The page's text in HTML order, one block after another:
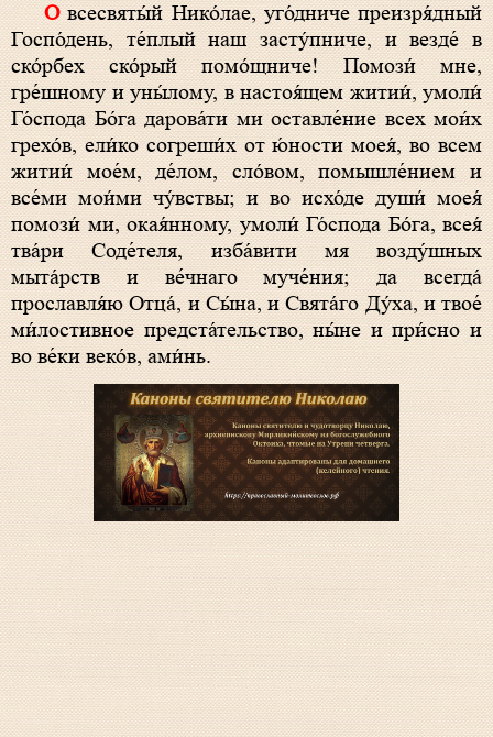
О всесвяты́й Нико́лае, уго́дниче преизря́дный
Госпо́день, те́плый наш засту́пниче, и везде́ в
ско́рбех ско́рый помо́щниче! Помози́ мне,
гре́шному и уны́лому, в настоя́щем житии́, умоли́
Го́спода Бо́га дарова́ти ми оставле́ние всех мои́х
грехо́в, ели́ко согреши́х от ю́ности моея́, во всем
житии́ мое́м, де́лом, сло́вом, помышле́нием и
все́ми мои́ми чу́вствы; и во исхо́де души́ моея́
помози́ ми, окая́нному, умоли́ Го́спода Бо́га, всея́
тва́ри Соде́теля, изба́вити мя возду́шных
мыта́рств и ве́чнаго муче́ния; да всегда́
прославля́ю Отца́, и Сы́на, и Свята́го Ду́ха, и твое́
ми́лостивное предста́тельство, ны́не и при́сно и
во ве́ки веко́в, ами́нь.